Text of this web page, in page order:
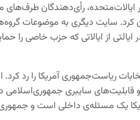
ایالات‌متحده، رأی‌دهندگان
از ایالاتی که حزب خاصی
ریاست‌جمهوری آمریکا را رد
سایبری جمهوری‌اسلامی
یک مسئله‌ی داخلی است و